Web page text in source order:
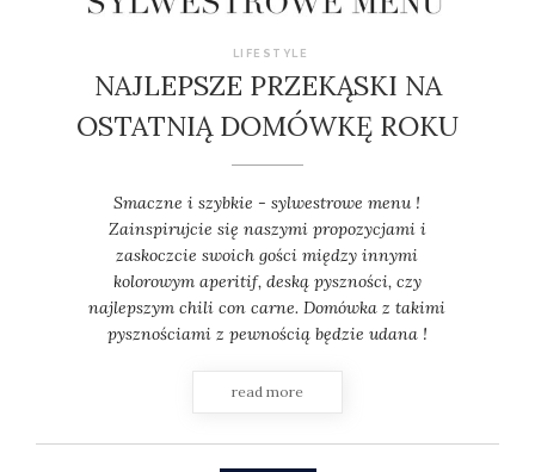
LIFESTYLE
NAJLEPSZE PRZEKĄSKI NA
OSTATNIĄ DOMÓWKĘ ROKU
Smaczne i szybkie - sylwestrowe menu !
Zainspirujcie się naszymi propozycjami i
zaskoczcie swoich gości między innymi
kolorowym aperitif, deską pyszności, czy
najlepszym chili con carne. Domówka z takimi
pysznościami z pewnością będzie udana !
read more